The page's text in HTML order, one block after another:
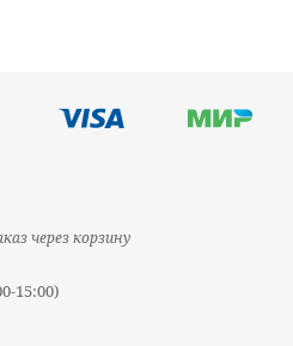
через корзину
15:00)